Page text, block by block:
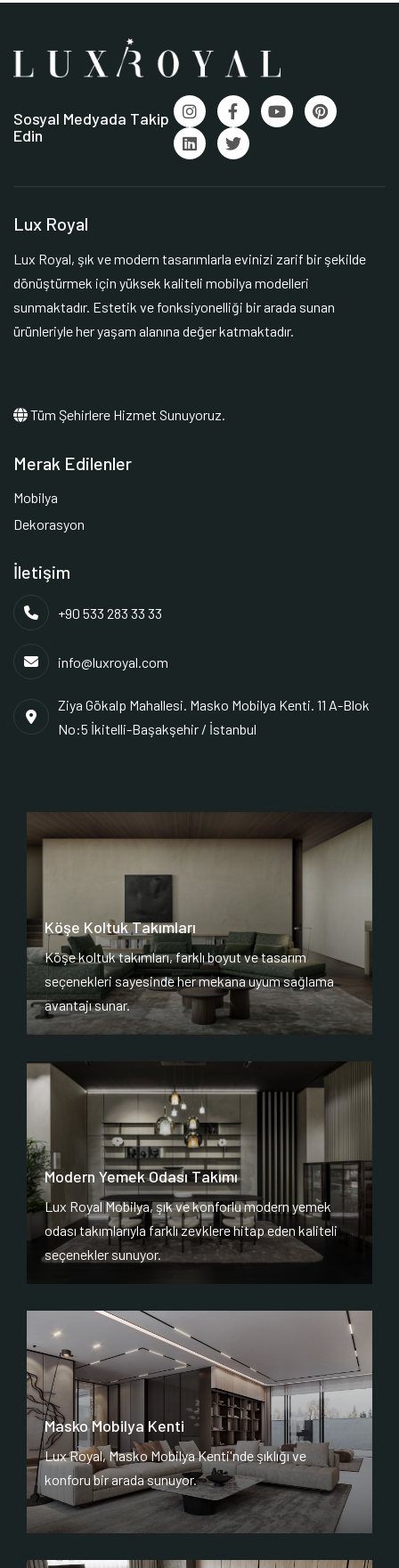
Sosyal Medyada Takip
Edin
Lux Royal
Lux Royal, şık ve modern tasarımlarla evinizi zarif bir şekilde
dönüştürmek için yüksek kaliteli mobilya modelleri
sunmaktadır. Estetik ve fonksiyonelliği bir arada sunan
ürünleriyle her yaşam alanına değer katmaktadır.
Tüm Şehirlere Hizmet Sunuyoruz.
Merak Edilenler
Mobilya
Dekorasyon
İletişim
+90 533 283 33 33
info@luxroyal.com
Ziya Gökalp Mahallesi. Masko Mobilya Kenti. 11 A-Blok
No:5 İkitelli-Başakşehir / İstanbul
Köşe Koltuk Takımları
Köşe koltuk takımları, farklı boyut ve tasarım
seçenekleri sayesinde her mekana uyum sağlama
avantajı sunar.
Modern Yemek Odası Takımı
Lux Royal Mobilya, şık ve konforlu modern yemek
odası takımlarıyla farklı zevklere hitap eden kaliteli
seçenekler sunuyor.
Masko Mobilya Kenti
Lux Royal, Masko Mobilya Kenti'nde şıklığı ve
konforu bir arada sunuyor.